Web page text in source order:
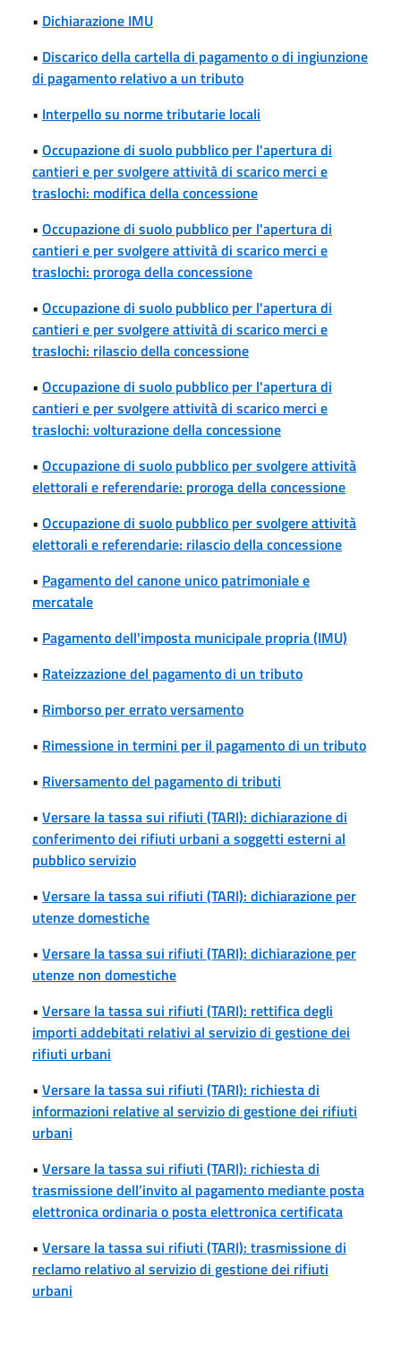
• Dichiarazione IMU
• Discarico della cartella di pagamento o di ingiunzione
di pagamento relativo a un tributo
• Interpello su norme tributarie locali
• Occupazione di suolo pubblico per l'apertura di
cantieri e per svolgere attività di scarico merci e
traslochi: modifica della concessione
• Occupazione di suolo pubblico per l'apertura di
cantieri e per svolgere attività di scarico merci e
traslochi: proroga della concessione
• Occupazione di suolo pubblico per l'apertura di
cantieri e per svolgere attività di scarico merci e
traslochi: rilascio della concessione
• Occupazione di suolo pubblico per l'apertura di
cantieri e per svolgere attività di scarico merci e
traslochi: volturazione della concessione
• Occupazione di suolo pubblico per svolgere attività
elettorali e referendarie: proroga della concessione
• Occupazione di suolo pubblico per svolgere attività
elettorali e referendarie: rilascio della concessione
• Pagamento del canone unico patrimoniale e
mercatale
• Pagamento dell'imposta municipale propria (IMU)
• Rateizzazione del pagamento di un tributo
• Rimborso per errato versamento
• Rimessione in termini per il pagamento di un tributo
• Riversamento del pagamento di tributi
• Versare la tassa sui rifiuti (TARI): dichiarazione di
conferimento dei rifiuti urbani a soggetti esterni al
pubblico servizio
• Versare la tassa sui rifiuti (TARI): dichiarazione per
utenze domestiche
• Versare la tassa sui rifiuti (TARI): dichiarazione per
utenze non domestiche
• Versare la tassa sui rifiuti (TARI): rettifica degli
importi addebitati relativi al servizio di gestione dei
rifiuti urbani
• Versare la tassa sui rifiuti (TARI): richiesta di
informazioni relative al servizio di gestione dei rifiuti
urbani
• Versare la tassa sui rifiuti (TARI): richiesta di
trasmissione dell’invito al pagamento mediante posta
elettronica ordinaria o posta elettronica certificata
• Versare la tassa sui rifiuti (TARI): trasmissione di
reclamo relativo al servizio di gestione dei rifiuti
urbani